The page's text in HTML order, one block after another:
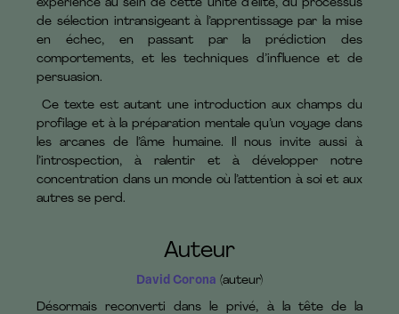
expérience au sein de cette unité d’élite, du processus
de sélection intransigeant à l’apprentissage par la mise
en échec, en passant par la prédiction des
comportements, et les techniques d’influence et de
persuasion.
Ce texte est autant une introduction aux champs du
profilage et à la préparation mentale qu’un voyage dans
les arcanes de l’âme humaine. Il nous invite aussi à
l’introspection, à ralentir et à développer notre
concentration dans un monde où l’attention à soi et aux
autres se perd.
Auteur
David Corona (auteur)
Désormais reconverti dans le privé, à la tête de la